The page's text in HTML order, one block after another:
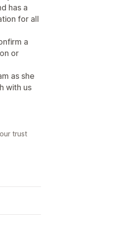
has a
for all
a
or
as she
with us
trust